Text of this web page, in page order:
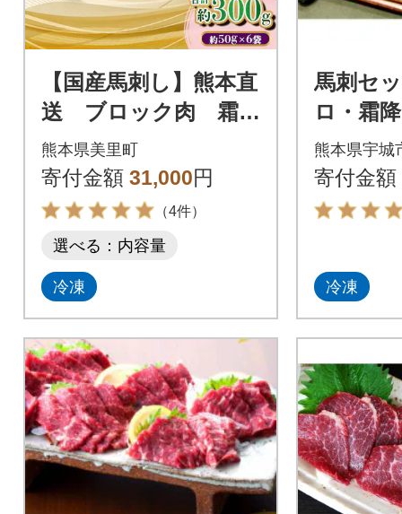
【国産馬刺し】熊本直
送 ブロック肉 霜降
り(中トロ)300g(美里
町)
熊本県美里町
寄付金額 31,000円
（4件）
選べる：内容量
冷凍
馬刺セ
ロ・霜
タレ・
熊本県宇城
寄付金額
冷凍